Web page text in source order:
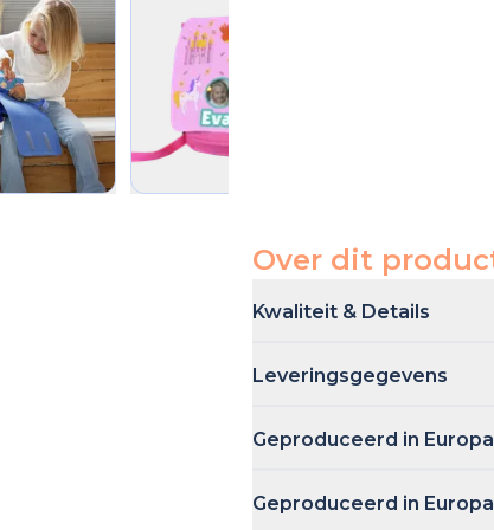
Over dit
Kwaliteit & Details
De rugzak is van
Leveringsgegevens
Deze unieke rugzak wordt
worden berekend.
Geproduceerd in Europa
Onze rugzakken worden in
Geproduceerd in Europa